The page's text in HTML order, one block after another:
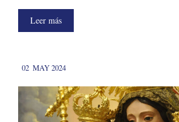
Leer más
02 MAY 2024